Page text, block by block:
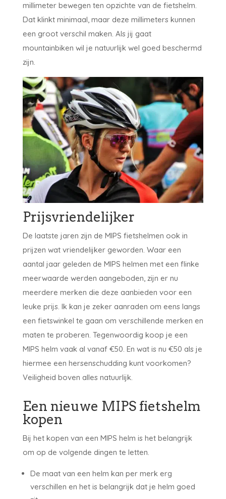
millimeter bewegen ten opzichte van de fietshelm.
Dat klinkt minimaal, maar deze millimeters kunnen
een groot verschil maken. Als jij gaat
mountainbiken wil je natuurlijk wel goed beschermd
zijn.
Prijsvriendelijker
De laatste jaren zijn de MIPS fietshelmen ook in
prijzen wat vriendelijker geworden. Waar een
aantal jaar geleden de MIPS helmen met een flinke
meerwaarde werden aangeboden, zijn er nu
meerdere merken die deze aanbieden voor een
leuke prijs. Ik kan je zeker aanraden om eens langs
een fietswinkel te gaan om verschillende merken en
maten te proberen. Tegenwoordig koop je een
MIPS helm vaak al vanaf €50. En wat is nu €50 als je
hiermee een hersenschudding kunt voorkomen?
Veiligheid boven alles natuurlijk.
Een nieuwe MIPS fietshelm
kopen
Bij het kopen van een MIPS helm is het belangrijk
om op de volgende dingen te letten.
De maat van een helm kan per merk erg
verschillen en het is belangrijk dat je helm goed